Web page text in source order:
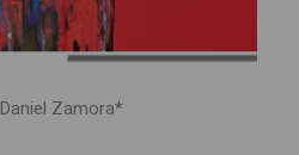
Daniel Zamora*